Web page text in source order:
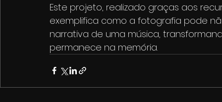
Este projeto, realizado graças aos
exemplifica como a fotografia pode
narrativa de uma música,
permanece na memória.